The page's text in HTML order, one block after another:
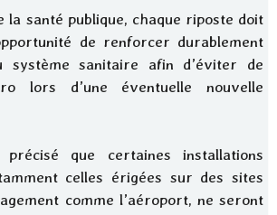
la santé publique, chaque riposte doit
de renforcer durablement
système sanitaire afin d’éviter de
lors d’une éventuelle nouvelle
que certaines installations
celles érigées sur des sites
comme l’aéroport, ne seront